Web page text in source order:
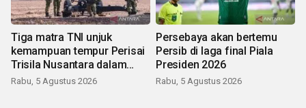
Tiga matra TNI unjuk
kemampuan tempur Perisai
Trisila Nusantara dalam
latihan di Kepri
Rabu, 5 Agustus 2026
Persebaya akan bertemu
Persib di laga final Piala
Presiden 2026
Rabu, 5 Agustus 2026